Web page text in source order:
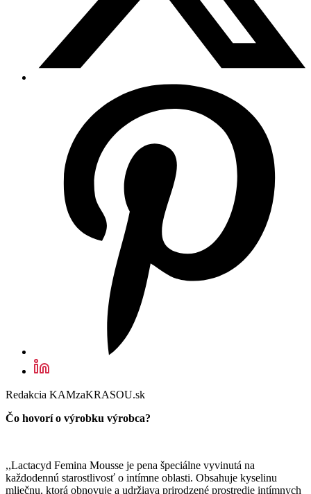
Redakcia KAMzaKRASOU.sk
Čo hovorí o výrobku výrobca?
,,Lactacyd Femina Mousse je pena špeciálne vyvinutá na
každodennú starostlivosť o intímne oblasti. Obsahuje kyselinu
mliečnu, ktorá obnovuje a udržiava prirodzené prostredie intímnych